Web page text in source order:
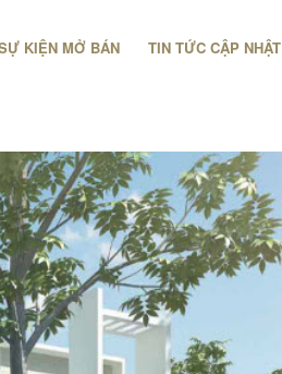
KIỆN MỞ BÁN TIN TỨC CẬP NHẬT